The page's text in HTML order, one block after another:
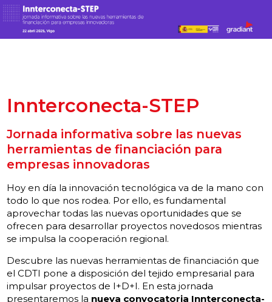
Innterconecta-STEP
Jornada informativa sobre las nuevas
herramientas de financiación para
empresas innovadoras
Hoy en día la innovación tecnológica va de la mano con
todo lo que nos rodea. Por ello, es fundamental
aprovechar todas las nuevas oportunidades que se
ofrecen para desarrollar proyectos novedosos mientras
se impulsa la cooperación regional.
Descubre las nuevas herramientas de financiación que
el CDTI pone a disposición del tejido empresarial para
impulsar proyectos de I+D+I. En esta jornada
presentaremos la nueva convocatoria Innterconecta-